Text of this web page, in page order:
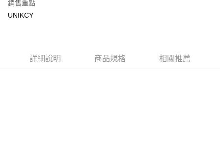
付款後7-11取貨［需3-5個工作天不含預購商品］
每筆NT$100，滿NT$799(含以上)免運費
銷售重點
UNIKCY
詳細說明 商品規格 相關推薦